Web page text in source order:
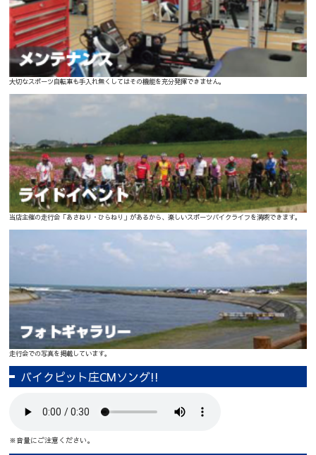
大切なスポーツ自転車も手入れ無くしてはその機能を充分発揮できません。
当店主催の走行会「あさねり・ひらねり」があるから、楽しいスポーツバイクライフを満喫できます。
走行会での写真を掲載しています。
バイクピット庄CMソング!!
※音量にご注意ください。